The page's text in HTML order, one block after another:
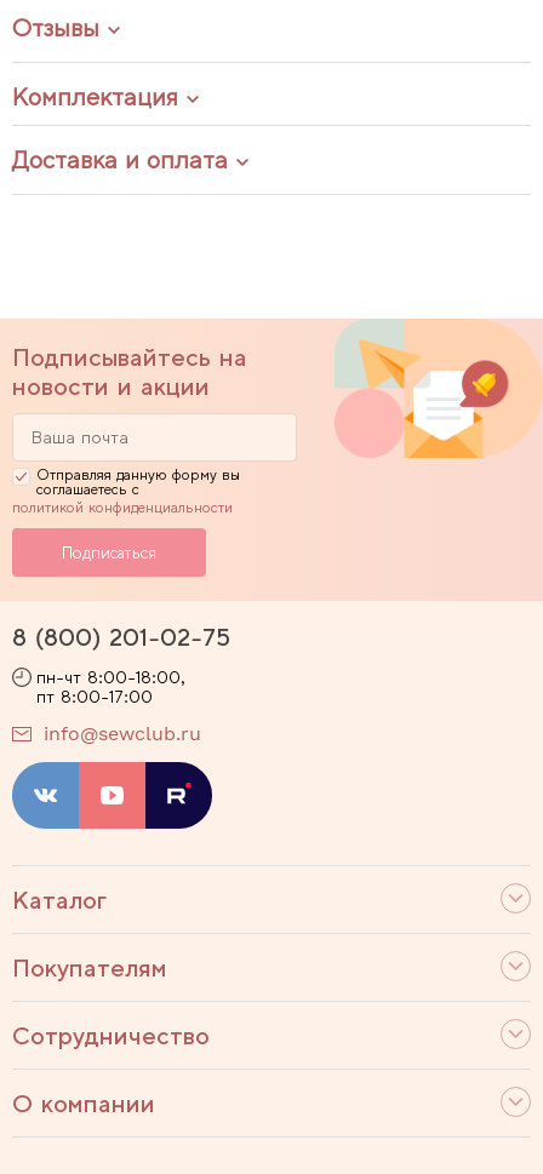
Отзывы
Комплектация
Доставка и оплата
Подписывайтесь на
новости и акции
Отправляя данную форму вы
соглашаетесь с
политикой конфиденциальности
Каталог
Покупателям
Сотрудничество
О компании
8 (800) 201-02-75
пн-чт 8:00-18:00,
пт 8:00-17:00
info@sewclub.ru